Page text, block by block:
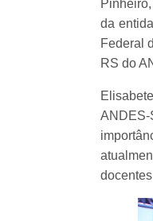
da
Federal
RS do